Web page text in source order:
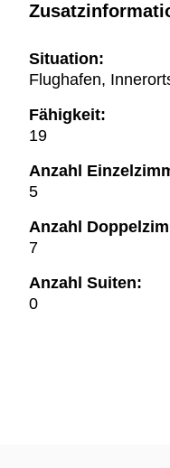
Situation:
Flughafen,
Fähigkeit:
19
Anzahl
5
Anzahl
7
Anzahl Suiten:
0